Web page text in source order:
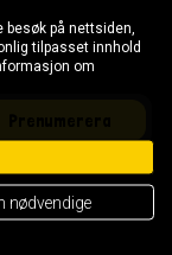
på nettsiden,
tilpasset innhold
om
nødvendige